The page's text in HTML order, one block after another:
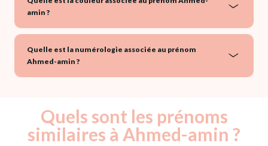
amin ?
Quelle est la numérologie associée au prénom
Ahmed-amin ?
Quels sont les prénoms
similaires à Ahmed-amin ?